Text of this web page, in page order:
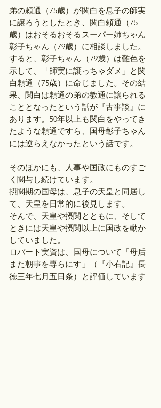
弟の頼通（75歳）が関白を息子の師実
に譲ろうとしたとき、関白頼通（75
歳）はおそるおそるスーパー姉ちゃん
彰子ちゃん（79歳）に相談しました。
すると、彰子ちゃん（79歳）は難色を
示して、「師実に譲っちゃダメ」と関
白頼通（75歳）に命じました。その結
果、関白は頼通の弟の教通に譲られる
こととなったという話が『古事談』に
あります。50年以上も関白をやってき
たような頼通ですら、国母彰子ちゃん
には逆らえなかったという話です。
そのほかにも、人事や国政にものすご
く関与し続けています。
摂関期の国母は、息子の天皇と同居し
て、天皇を日常的に後見します。
そんで、天皇や摂関とともに、そして
ときには天皇や摂関以上に国政を動か
していました。
ロバート実資は、国母について「母后
また朝事を専らにす」（『小右記』長
徳三年七月五日条）と評価しています